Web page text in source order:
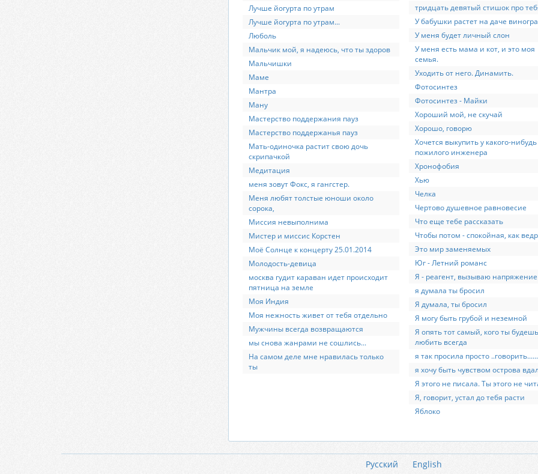
Лучше йогурта по утрам
Лучше йогурта по утрам...
Люболь
Мальчик мой, я надеюсь, что ты здоров
Мальчишки
Маме
Мантра
Ману
Мастерство поддержания пауз
Мастерство поддержанья пауз
Мать-одиночка растит свою дочь
скрипачкой
Медитация
меня зовут Фокс, я гангстер.
Меня любят толстые юноши около
сорока,
Миссия невыполнима
Мистер и миссис Корстен
Моё Солнце к концерту 25.01.2014
Молодость-девица
москва гудит караван идет происходит
пятница на земле
Моя Индия
Моя нежность живет от тебя отдельно
Мужчины всегда возвращаются
мы снова жанрами не сошлись...
На самом деле мне нравилась только
ты
тридцать девятый стишок про
У бабушки растет на даче
У меня будет личный слон
У меня есть мама и кот, и это моя
семья.
Уходить от него. Динамить.
Фотосинтез
Фотосинтез - Майки
Хороший мой, не скучай
Хорошо, говорю
Хочется выкупить у какого-нибудь
пожилого инженера
Хронофобия
Хью
Челка
Чертово душевное равновесие
Что еще тебе рассказать
Чтобы потом - спокойная, как
Это мир заменяемых
Юг - Летний романс
Я - реагент, вызываю
я думала ты бросил
Я думала, ты бросил
Я могу быть грубой и неземной
Я опять тот самый, кого ты будешь
любить всегда
я так просила просто ..говорить......
я хочу быть чувством острова
Я этого не писала. Ты этого не
Я, говорит, устал до тебя расти
Яблоко
Русский English